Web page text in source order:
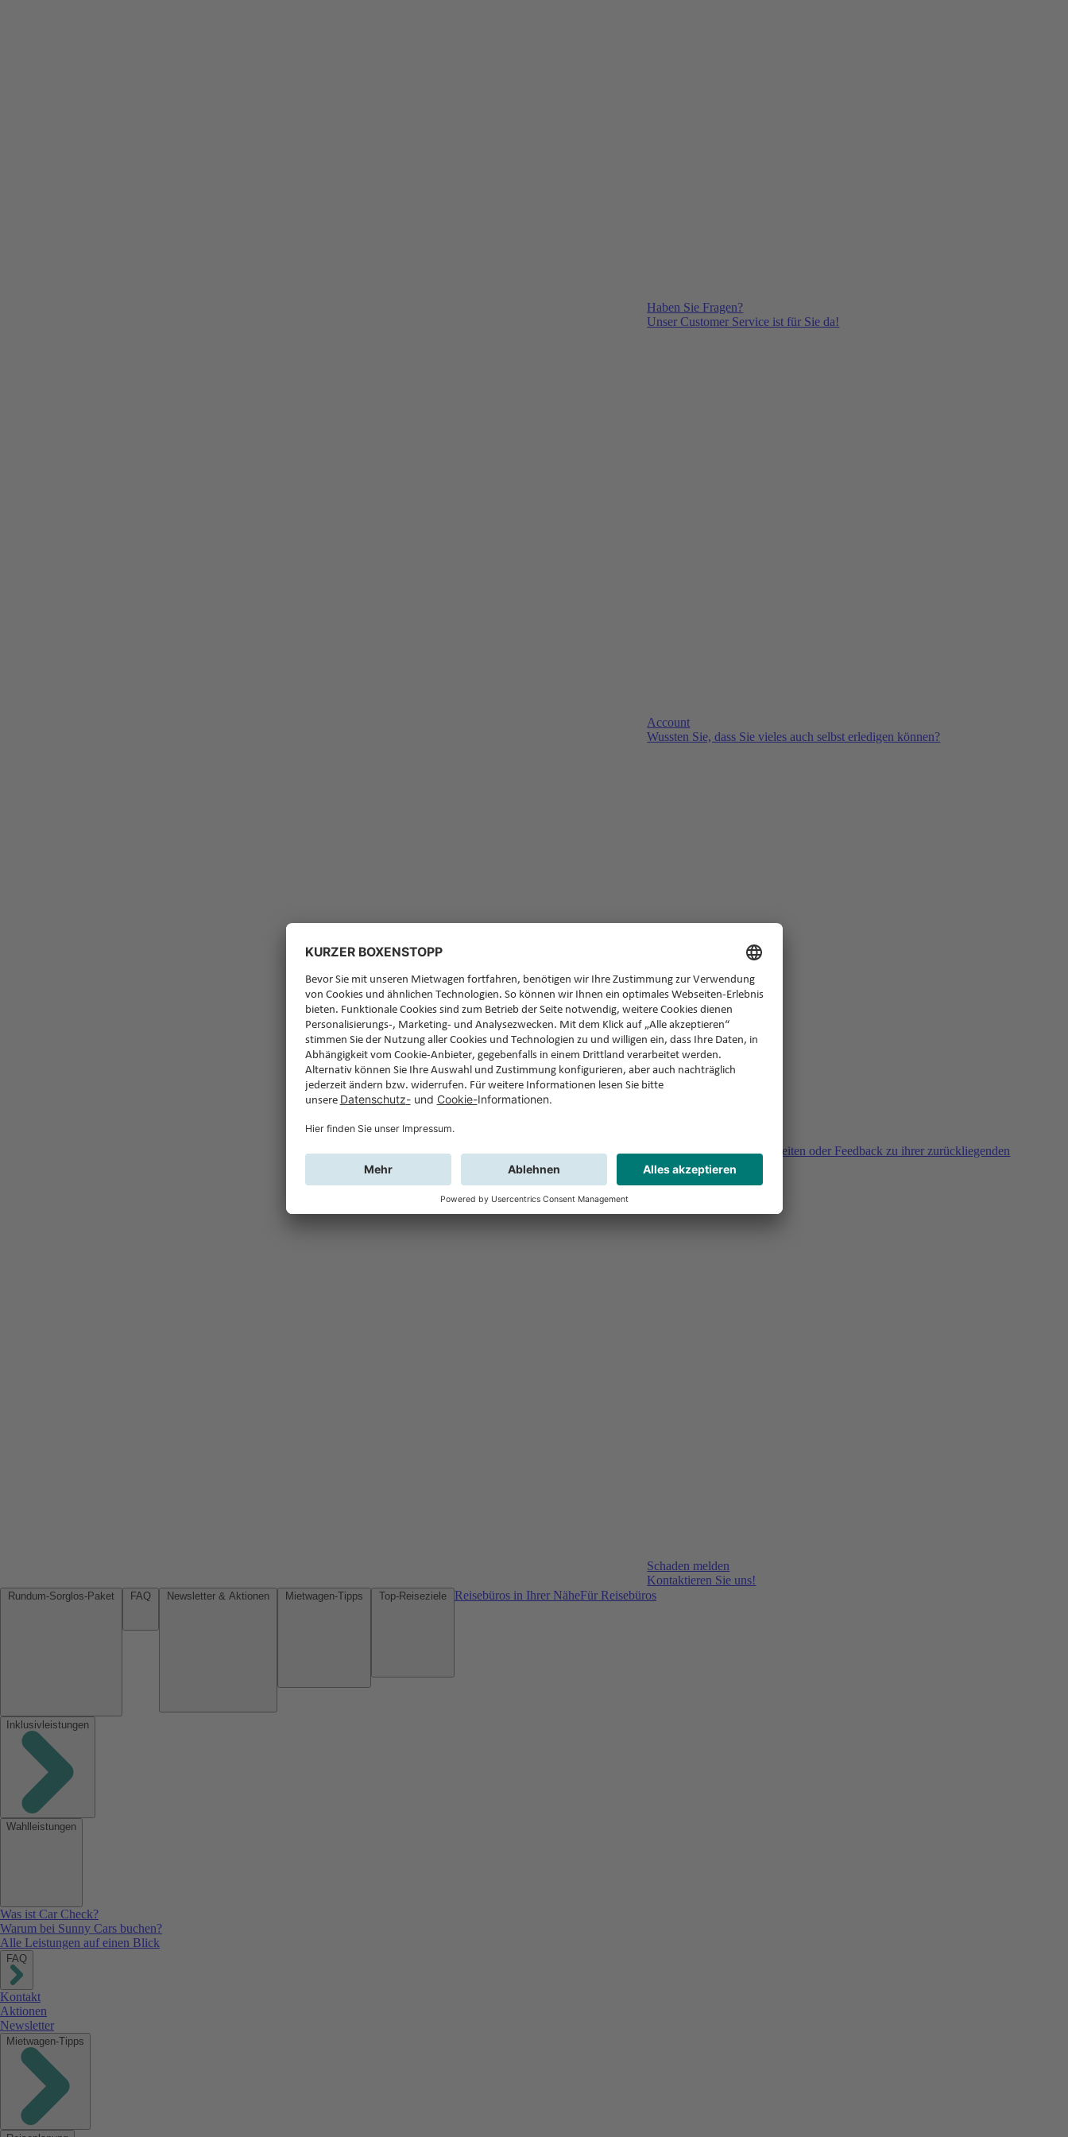
Haben Sie Fragen?
Unser Customer Service ist für Sie da!
Account
Wussten Sie, dass Sie vieles auch selbst erledigen können?
Sie haben Fragen, Unklarheiten oder Feedback zu ihrer zurückliegenden
Buchung?
Schaden melden
Kontaktieren Sie uns!
Reisebüros in Ihrer NäheFür Reisebüros
Inklusivleistungen
Wahlleistungen
Was ist Car Check?
Warum bei Sunny Cars buchen?
Alle Leistungen auf einen Blick
FAQ
Kontakt
Aktionen
Newsletter
Mietwagen-Tipps